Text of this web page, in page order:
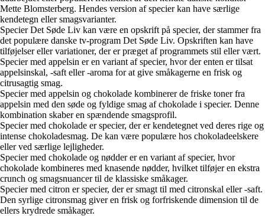
Mette Blomsterberg. Hendes version af specier kan have særlige
kendetegn eller smagsvarianter.
Specier Det Søde Liv kan være en opskrift på specier, der stammer fra
det populære danske tv-program Det Søde Liv. Opskriften kan have
tilføjelser eller variationer, der er præget af programmets stil eller vært.
Specier med appelsin er en variant af specier, hvor der enten er tilsat
appelsinskal, -saft eller -aroma for at give småkagerne en frisk og
citrusagtig smag.
Specier med appelsin og chokolade kombinerer de friske toner fra
appelsin med den søde og fyldige smag af chokolade i specier. Denne
kombination skaber en spændende smagsprofil.
Specier med chokolade er specier, der er kendetegnet ved deres rige og
intense chokoladesmag. De kan være populære hos chokoladeelskere
eller ved særlige lejligheder.
Specier med chokolade og nødder er en variant af specier, hvor
chokolade kombineres med knasende nødder, hvilket tilføjer en ekstra
crunch og smagsnuancer til de klassiske småkager.
Specier med citron er specier, der er smagt til med citronskal eller -saft.
Den syrlige citronsmag giver en frisk og forfriskende dimension til de
ellers krydrede småkager.